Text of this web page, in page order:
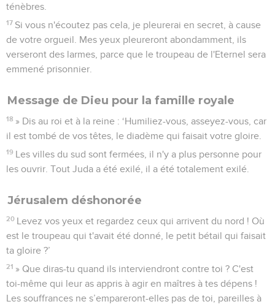
ténèbres.
17 Si vous n'écoutez pas cela, je pleurerai en secret, à cause
de votre orgueil. Mes yeux pleureront abondamment, ils
verseront des larmes, parce que le troupeau de l'Eternel sera
emmené prisonnier.
Message de Dieu pour la famille royale
18 » Dis au roi et à la reine : ‘Humiliez-vous, asseyez-vous, car
il est tombé de vos têtes, le diadème qui faisait votre gloire.
19 Les villes du sud sont fermées, il n'y a plus personne pour
les ouvrir. Tout Juda a été exilé, il a été totalement exilé.
Jérusalem déshonorée
20 Levez vos yeux et regardez ceux qui arrivent du nord ! Où
est le troupeau qui t'avait été donné, le petit bétail qui faisait
ta gloire ?’
21 » Que diras-tu quand ils interviendront contre toi ? C'est
toi-même qui leur as appris à agir en maîtres à tes dépens !
Les souffrances ne s’empareront-elles pas de toi, pareilles à